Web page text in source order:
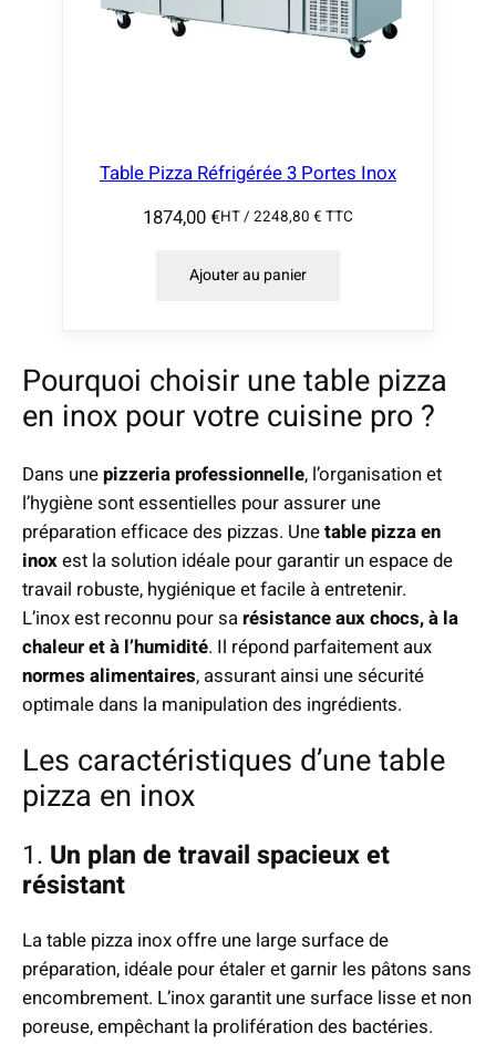
Table Pizza Réfrigérée 3 Portes Inox
1874,00€HT / 2248,80 € TTC
Ajouter au panier
Pourquoi choisir une table pizza
en inox pour votre cuisine pro ?
Dans unepizzeria professionnelle, l’organisation et
l’hygiène sont essentielles pour assurer une
préparation efficace des pizzas. Unetable pizza en
inoxest la solution idéale pour garantir un espace de
travail robuste, hygiénique et facile à entretenir.
L’inox est reconnu pour sarésistance aux chocs, à la
chaleur et à l’humidité. Il répond parfaitement aux
normes alimentaires, assurant ainsi une sécurité
optimale dans la manipulation des ingrédients.
Les caractéristiques d’une table
pizza en inox
1. Un plan de travail spacieux et
résistant
La table pizza inox offre une large surface de
préparation, idéale pour étaler et garnir les pâtons sans
encombrement. L’inox garantit une surface lisse et non
poreuse, empêchant la prolifération des bactéries.